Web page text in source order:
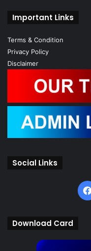
Important Links
Terms & Condition
Privacy Policy
Disclaimer
Social Links
Download Card